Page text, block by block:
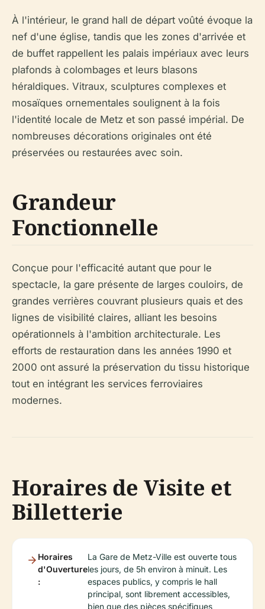
À l'intérieur, le grand hall de départ voûté évoque la
nef d'une église, tandis que les zones d'arrivée et
de buffet rappellent les palais impériaux avec leurs
plafonds à colombages et leurs blasons
héraldiques. Vitraux, sculptures complexes et
mosaïques ornementales soulignent à la fois
l'identité locale de Metz et son passé impérial. De
nombreuses décorations originales ont été
préservées ou restaurées avec soin.
Grandeur
Fonctionnelle
Conçue pour l'efficacité autant que pour le
spectacle, la gare présente de larges couloirs, de
grandes verrières couvrant plusieurs quais et des
lignes de visibilité claires, alliant les besoins
opérationnels à l'ambition architecturale. Les
efforts de restauration dans les années 1990 et
2000 ont assuré la préservation du tissu historique
tout en intégrant les services ferroviaires
modernes.
Horaires de Visite et
Billetterie
Horaires
d'Ouverture
:
La Gare de Metz-Ville est ouverte tous
les jours, de 5h environ à minuit. Les
espaces publics, y compris le hall
principal, sont librement accessibles,
bien que des pièces spécifiques